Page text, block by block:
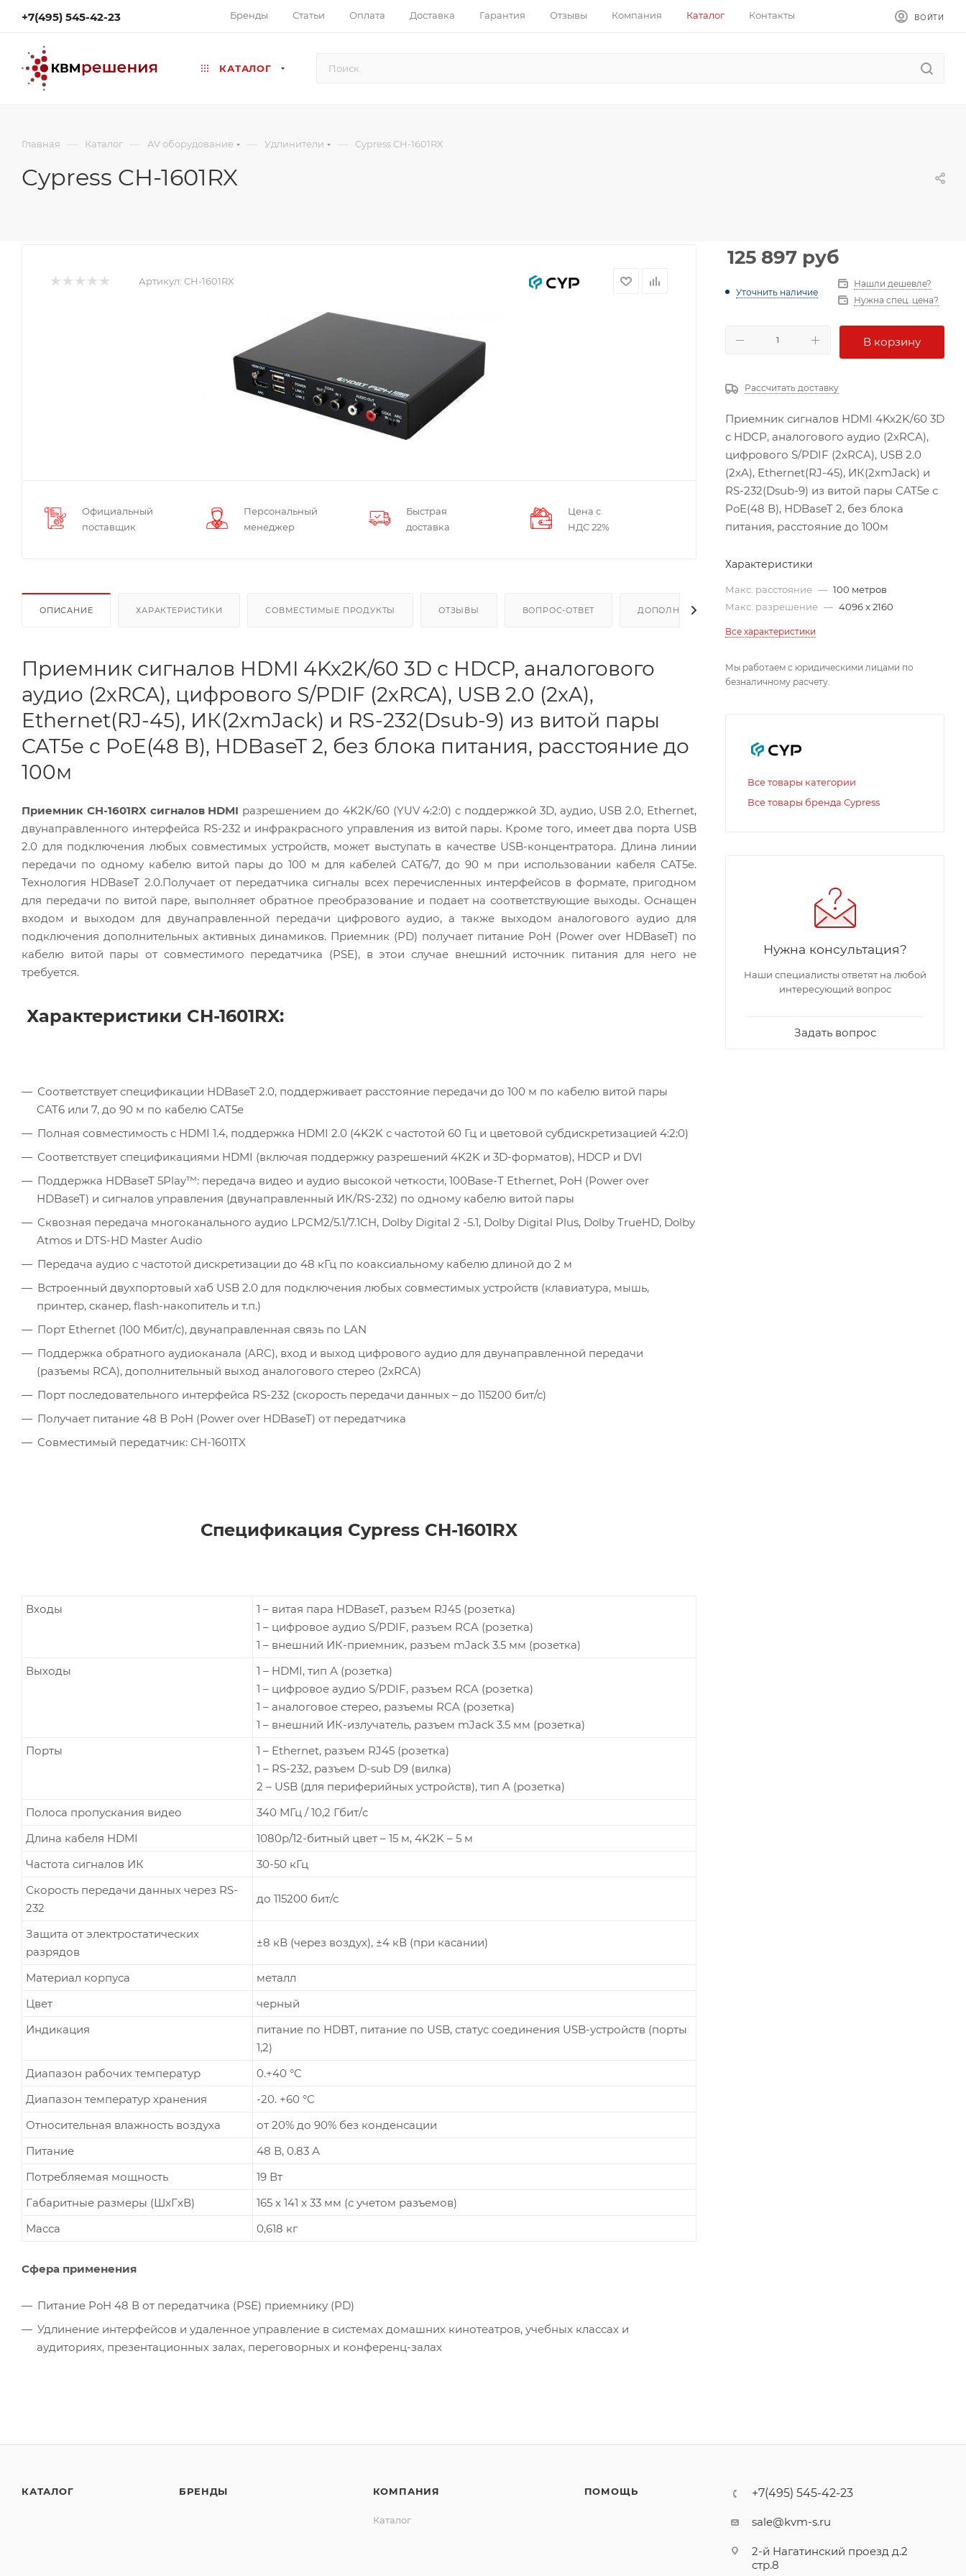
+7(495) 545-42-23 Бренды Статьи Оплата Доставка Гарантия Отзывы Компания Каталог Контакты ВОЙТИ
КАТАЛОГ
Главная — Каталог — AV оборудование — Удлинители — Cypress CH-1601RX
Cypress CH-1601RX
Артикул: CH-1601RX
Официальный
поставщик
Персональный
менеджер
Быстрая
доставка
Цена с
НДС 22%
ОПИСАНИЕ ХАРАКТЕРИСТИКИ СОВМЕСТИМЫЕ ПРОДУКТЫ ОТЗЫВЫ ВОПРОС-ОТВЕТ ДОПОЛНИТЕЛЬНО
Приемник сигналов HDMI 4Kx2K/60 3D с HDCP, аналогового
аудио (2хRCA), цифрового S/PDIF (2хRCA), USB 2.0 (2xA),
Ethernet(RJ-45), ИК(2хmJack) и RS-232(Dsub-9) из витой пары
CAT5e с PoE(48 В), HDBaseT 2, без блока питания, расстояние до
100м
Приемник CH-1601RX сигналов HDMI разрешением до 4K2K/60 (YUV 4:2:0) с поддержкой 3D, аудио, USB 2.0, Ethernet,
двунаправленного интерфейса RS-232 и инфракрасного управления из витой пары. Кроме того, имеет два порта USB
2.0 для подключения любых совместимых устройств, может выступать в качестве USB-концентратора. Длина линии
передачи по одному кабелю витой пары до 100 м для кабелей CAT6/7, до 90 м при использовании кабеля CAT5e.
Технология HDBaseT 2.0.Получает от передатчика сигналы всех перечисленных интерфейсов в формате, пригодном
для передачи по витой паре, выполняет обратное преобразование и подает на соответствующие выходы. Оснащен
входом и выходом для двунаправленной передачи цифрового аудио, а также выходом аналогового аудио для
подключения дополнительных активных динамиков. Приемник (PD) получает питание PoH (Power over HDBaseT) по
кабелю витой пары от совместимого передатчика (PSE), в этои случае внешний источник питания для него не
требуется.
Характеристики CH-1601RX:
Соответствует спецификации HDBaseT 2.0, поддерживает расстояние передачи до 100 м по кабелю витой пары
CAT6 или 7, до 90 м по кабелю CAT5e
Полная совместимость с HDMI 1.4, поддержка HDMI 2.0 (4K2K с частотой 60 Гц и цветовой субдискретизацией 4:2:0)
Соответствует спецификациями HDMI (включая поддержку разрешений 4K2K и 3D-форматов), HDCP и DVI
Поддержка HDBaseT 5Play™: передача видео и аудио высокой четкости, 100Base-T Ethernet, PoH (Power over
HDBaseT) и сигналов управления (двунаправленный ИК/RS-232) по одному кабелю витой пары
Сквозная передача многоканального аудио LPCM2/5.1/7.1CH, Dolby Digital 2 -5.1, Dolby Digital Plus, Dolby TrueHD, Dolby
Atmos и DTS-HD Master Audio
Передача аудио с частотой дискретизации до 48 кГц по коаксиальному кабелю длиной до 2 м
Встроенный двухпортовый хаб USB 2.0 для подключения любых совместимых устройств (клавиатура, мышь,
принтер, сканер, flash-накопитель и т.п.)
Порт Ethernet (100 Мбит/с), двунаправленная связь по LAN
Поддержка обратного аудиоканала (ARC), вход и выход цифрового аудио для двунаправленной передачи
(разъемы RCA), дополнительный выход аналогового стерео (2xRCA)
Порт последовательного интерфейса RS-232 (скорость передачи данных – до 115200 бит/с)
Получает питание 48 В PoH (Power over HDBaseT) от передатчика
Совместимый передатчик: CH-1601TX
Спецификация Cypress CH-1601RX
Входы
1 – витая пара HDBaseT, разъем RJ45 (розетка)
1 – цифровое аудио S/PDIF, разъем RCA (розетка)
1 – внешний ИК-приемник, разъем mJack 3.5 мм (розетка)
Выходы
1 – HDMI, тип А (розетка)
1 – цифровое аудио S/PDIF, разъем RCA (розетка)
1 – аналоговое стерео, разъемы RCA (розетка)
1 – внешний ИК-излучатель, разъем mJack 3.5 мм (розетка)
Порты
1 – Ethernet, разъем RJ45 (розетка)
1 – RS-232, разъем D-sub D9 (вилка)
2 – USB (для периферийных устройств), тип A (розетка)
Полоса пропускания видео
340 МГц / 10,2 Гбит/c
Длина кабеля HDMI
1080p/12-битный цвет – 15 м, 4K2K – 5 м
Частота сигналов ИК
30-50 кГц
Скорость передачи данных через RS-
232
до 115200 бит/с
Защита от электростатических
разрядов
±8 кВ (через воздух), ±4 кВ (при касании)
Материал корпуса
металл
Цвет
черный
Индикация
питание по HDBT, питание по USB, статус соединения USB-устройств (порты
1,2)
Диапазон рабочих температур
0.+40 °C
Диапазон температур хранения
-20. +60 °C
Относительная влажность воздуха
от 20% до 90% без конденсации
Питание
48 В, 0.83 А
Потребляемая мощность
19 Вт
Габаритные размеры (ШxГxВ)
165 x 141 x 33 мм (с учетом разъемов)
Масса
0,618 кг
Сфера применения
Питание PoH 48 В от передатчика (PSE) приемнику (PD)
Удлинение интерфейсов и удаленное управление в системах домашних кинотеатров, учебных классах и
аудиториях, презентационных залах, переговорных и конференц-залах
125 897 руб
Уточнить наличие
Нашли дешевле?
Нужна спец. цена?
В корзину
Рассчитать доставку
Приемник сигналов HDMI 4Kx2K/60 3D
с HDCP, аналогового аудио (2хRCA),
цифрового S/PDIF (2хRCA), USB 2.0
(2xA), Ethernet(RJ-45), ИК(2хmJack) и
RS-232(Dsub-9) из витой пары CAT5e с
PoE(48 В), HDBaseT 2, без блока
питания, расстояние до 100м
Характеристики
Макс. расстояние — 100 метров
Макс. разрешение — 4096 x 2160
Все характеристики
Мы работаем с юридическими лицами по
безналичному расчету.
Все товары категории
Все товары бренда Cypress
Нужна консультация?
Наши специалисты ответят на любой
интересующий вопрос
Задать вопрос
КАТАЛОГ БРЕНДЫ КОМПАНИЯ
Каталог
ПОМОЩЬ +7(495) 545-42-23
sale@kvm-s.ru
2-й Нагатинский проезд д.2
стр.8